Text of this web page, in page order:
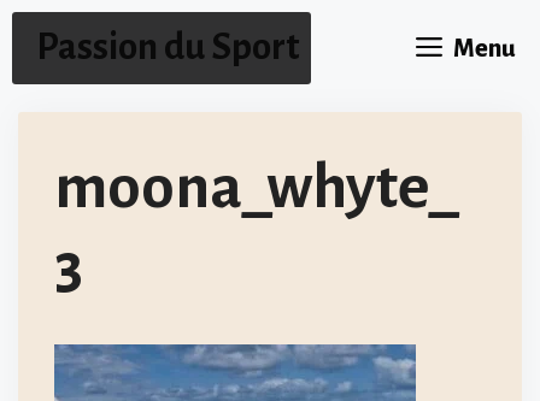
Aller
contenu
Passion du Sport Menu
moona_whyte_
3